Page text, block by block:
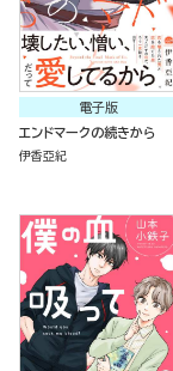
電子版
エンドマークの続きから
伊香亞紀